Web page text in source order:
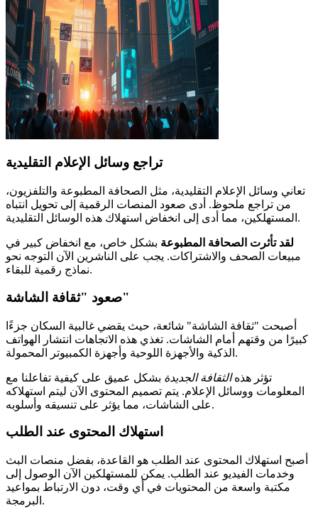
تراجع وسائل الإعلام التقليدية
تعاني وسائل الإعلام التقليدية، مثل الصحافة المطبوعة والتلفزيون،
من تراجع ملحوظ. أدى صعود المنصات الرقمية إلى تحويل انتباه
المستهلكين، مما أدى إلى انخفاض استهلاك هذه الوسائل التقليدية.
لقد تأثرت الصحافة المطبوعة بشكل خاص، مع انخفاض كبير في
مبيعات الصحف والاشتراكات. يجب على الناشرين الآن التوجه نحو
نماذج رقمية للبقاء.
صعود "ثقافة الشاشة"
أصبحت "ثقافة الشاشة" شائعة، حيث يقضي غالبية السكان جزءًا
كبيرًا من وقتهم أمام الشاشات. تغذي هذه الاتجاهات انتشار الهواتف
الذكية والأجهزة اللوحية وأجهزة الكمبيوتر المحمولة.
تؤثر هذهالثقافة الجديدة بشكل عميق على كيفية تفاعلنا مع
المعلومات ووسائل الإعلام. يتم تصميم المحتوى الآن ليتم استهلاكه
على الشاشات، مما يؤثر على تنسيقه وأسلوبه.
استهلاك المحتوى عند الطلب
أصبح استهلاك المحتوى عند الطلب هو القاعدة، بفضل منصات البث
وخدمات الفيديو عند الطلب. يمكن للمستهلكين الآن الوصول إلى
مكتبة واسعة من المحتويات في أي وقت، دون الارتباط بمواعيد
البرمجة.